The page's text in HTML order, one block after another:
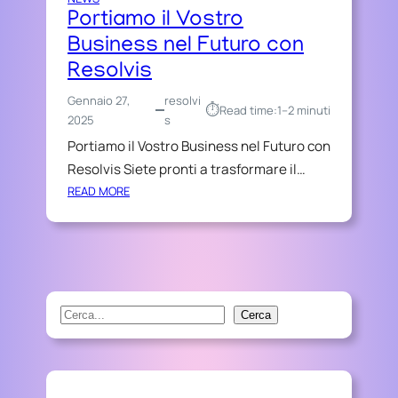
Portiamo il Vostro
Business nel Futuro con
Resolvis
Gennaio 27,
2025
resolvi
s
⏱︎Read time:1–2 minuti
Portiamo il Vostro Business nel Futuro con
Resolvis Siete pronti a trasformare il…
READ MORE:
O
I
A
M
O
S
e
Cerca